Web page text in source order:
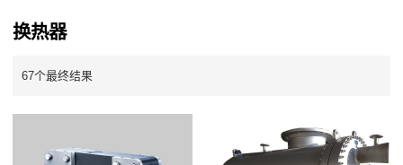
换热器
67个最终结果